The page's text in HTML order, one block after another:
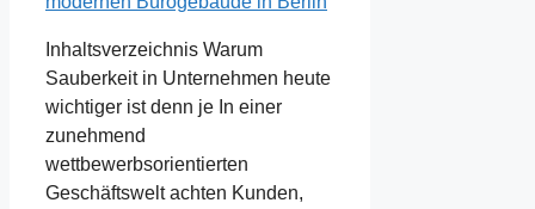
Inhaltsverzeichnis Warum
Sauberkeit in Unternehmen heute
wichtiger ist denn je In einer
zunehmend
wettbewerbsorientierten
Geschäftswelt achten Kunden,